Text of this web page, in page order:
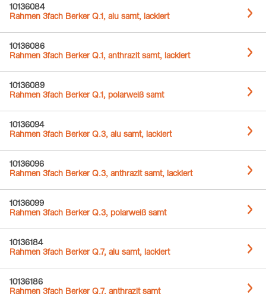
10136084
Rahmen 3fach Berker Q.1, alu samt, lackiert
10136086
Rahmen 3fach Berker Q.1, anthrazit samt, lackiert
10136089
Rahmen 3fach Berker Q.1, polarweiß samt
10136094
Rahmen 3fach Berker Q.3, alu samt, lackiert
10136096
Rahmen 3fach Berker Q.3, anthrazit samt, lackiert
10136099
Rahmen 3fach Berker Q.3, polarweiß samt
10136184
Rahmen 3fach Berker Q.7, alu samt, lackiert
10136186
Rahmen 3fach Berker Q.7, anthrazit samt